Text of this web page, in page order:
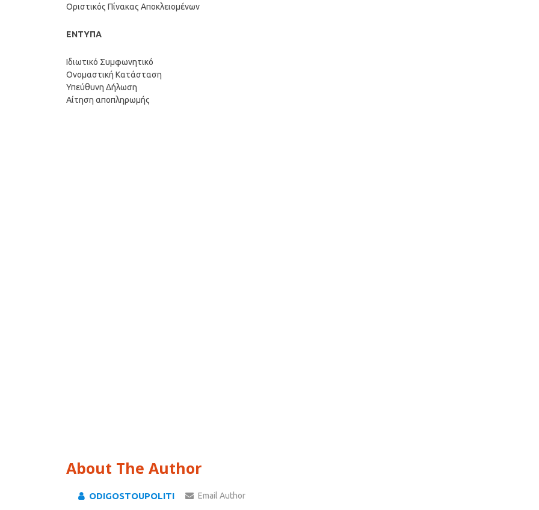
Οριστικός Πίνακας Αποκλειομένων
ΕΝΤΥΠΑ
Ιδιωτικό Συμφωνητικό
Ονομαστική Κατάσταση
Υπεύθυνη Δήλωση
Αίτηση αποπληρωμής
About The Author
ODIGOSTOUPOLITI Email Author